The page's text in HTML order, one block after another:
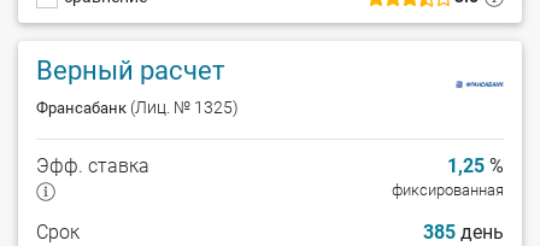
Верный расчет
Франсабанк (Лиц. № 1325)
Эфф. ставка 1,25 %
фиксированная
Срок 385 день